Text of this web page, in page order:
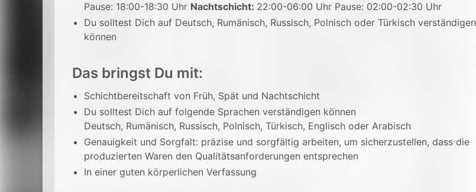
Pause: 18:00-18:30 Uhr Nachtschicht: 22:00-06:00 Uhr Pause: 02:00-02:30 Uhr
Du solltest Dich auf Deutsch, Rumänisch, Russisch, Polnisch oder Türkisch verständigen
können
Das bringst Du mit:
Schichtbereitschaft von Früh, Spät und Nachtschicht
Du solltest Dich auf folgende Sprachen verständigen können
Deutsch, Rumänisch, Russisch, Polnisch, Türkisch, Englisch oder Arabisch
Genauigkeit und Sorgfalt: präzise und sorgfältig arbeiten, um sicherzustellen, dass die
produzierten Waren den Qualitätsanforderungen entsprechen
In einer guten körperlichen Verfassung